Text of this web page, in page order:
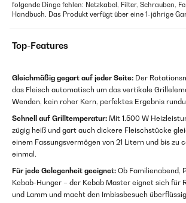
folgende Dinge fehlen: Netzkabel, Filter, Schrauben,
Handbuch. Das Produkt verfügt über eine 1-jährige
Top-Features
Gleichmäßig gegart auf jeder Seite: Der
das Fleisch automatisch um das vertikale
Wenden, kein roher Kern, perfektes Ergebnis
Schnell auf Grilltemperatur: Mit 1.500 W
zügig heiß und gart auch dickere Fleischstücke
einem Fassungsvermögen von 21 Litern und bis zu
einmal.
Für jede Gelegenheit geeignet: Ob Familienabend,
Kebab-Hunger – der Kebab Master eignet sich für
und Lamm und macht den Imbissbesuch